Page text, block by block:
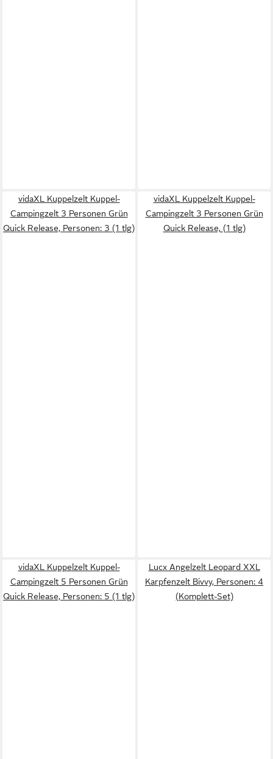
vidaXL Kuppelzelt Kuppel-
Campingzelt 3 Personen Grün
Quick Release, Personen: 3 (1 tlg)
vidaXL Kuppelzelt Kuppel-
Campingzelt 3 Personen Grün
Quick Release, (1 tlg)
vidaXL Kuppelzelt Kuppel-
Campingzelt 5 Personen Grün
Quick Release, Personen: 5 (1 tlg)
Lucx Angelzelt Leopard XXL
Karpfenzelt Bivvy, Personen: 4
(Komplett-Set)